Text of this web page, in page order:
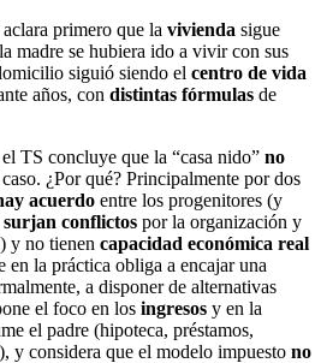
primero que la vivienda sigue
madre se hubiera ido a vivir con sus
siguió siendo el centro de vida
años, con distintas fórmulas de
TS concluye que la “casa nido” no
caso. ¿Por qué? Principalmente por dos
acuerdo entre los progenitores (y
surjan conflictos por la organización y
y no tienen capacidad económica real
en la práctica obliga a encajar una
a disponer de alternativas
el foco en los ingresos y en la
el padre (hipoteca, préstamos,
y considera que el modelo impuesto no